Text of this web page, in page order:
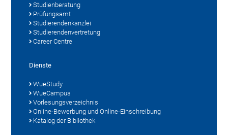
Studienberatung
Prüfungsamt
Studierendenkanzlei
Studierendenvertretung
Career Centre
Dienste
WueStudy
WueCampus
Vorlesungsverzeichnis
Online-Bewerbung und Online-Einschreibung
Katalog der Bibliothek